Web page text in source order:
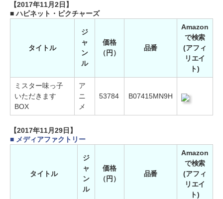
【2017年11月2日】
■ ハピネット・ピクチャーズ
タイトル
ジ
ャ
ン
ル
価格
（円）
品番
Amazon
で検索
(アフィ
リエイ
ト)
ミスター味っ子
いただきます
BOX
ア
ニ
メ
53784 B07415MN9H
【2017年11月29日】
■ メディアファクトリー
タイトル
ジ
ャ
ン
ル
価格
（円）
品番
Amazon
で検索
(アフィ
リエイ
ト)